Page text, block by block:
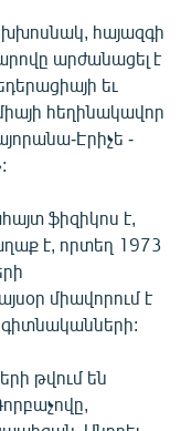
հայազգի
արժանացել է
եւ
հեղինակավոր
Էրիչե -
ֆիզիկոս է,
է, որտեղ 1973
միավորում է
թվում են